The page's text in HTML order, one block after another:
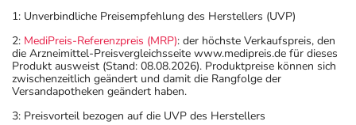
1: Unverbindliche Preisempfehlung des Herstellers (UVP)
2: MediPreis-Referenzpreis (MRP): der höchste Verkaufspreis, den
die Arzneimittel-Preisvergleichsseite www.medipreis.de für dieses
Produkt ausweist (Stand: 08.08.2026). Produktpreise können sich
zwischenzeitlich geändert und damit die Rangfolge der
Versandapotheken geändert haben.
3: Preisvorteil bezogen auf die UVP des Herstellers